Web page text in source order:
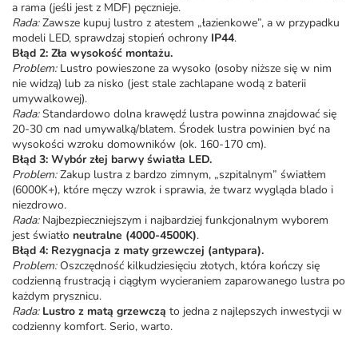
a rama (jeśli jest z MDF) pęcznieje.
Rada:Zawsze kupuj lustro z atestem „łazienkowe”, a w przypadku
modeli LED, sprawdzaj stopień ochrony IP44.
Błąd 2: Zła wysokość montażu.
Problem:Lustro powieszone za wysoko (osoby niższe się w nim
nie widzą) lub za nisko (jest stale zachlapane wodą z baterii
umywalkowej).
Rada:Standardowo dolna krawędź lustra powinna znajdować się
20-30 cm nad umywalką/blatem. Środek lustra powinien być na
wysokości wzroku domowników (ok. 160-170 cm).
Błąd 3: Wybór złej barwy światła LED.
Problem:Zakup lustra z bardzo zimnym, „szpitalnym” światłem
(6000K+), które męczy wzrok i sprawia, że twarz wygląda blado i
niezdrowo.
Rada:Najbezpieczniejszym i najbardziej funkcjonalnym wyborem
jest światło neutralne (4000-4500K).
Błąd 4: Rezygnacja z maty grzewczej (antypara).
Problem:Oszczędność kilkudziesięciu złotych, która kończy się
codzienną frustracją i ciągłym wycieraniem zaparowanego lustra po
każdym prysznicu.
Rada: Lustro z matą grzewczą to jedna z najlepszych inwestycji w
codzienny komfort. Serio, warto.